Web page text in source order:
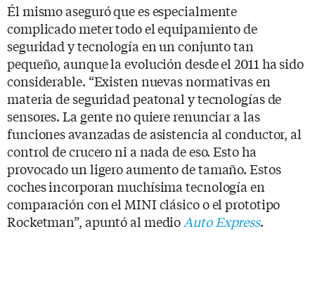
Él mismo aseguró que es especialmente
complicado meter todo el equipamiento de
seguridad y tecnología en un conjunto tan
pequeño, aunque la evolución desde el 2011 ha sido
considerable. “Existen nuevas normativas en
materia de seguridad peatonal y tecnologías de
sensores. La gente no quiere renunciar a las
funciones avanzadas de asistencia al conductor, al
control de crucero ni a nada de eso. Esto ha
provocado un ligero aumento de tamaño. Estos
coches incorporan muchísima tecnología en
comparación con el MINI clásico o el prototipo
Rocketman”, apuntó al medioAuto Express.